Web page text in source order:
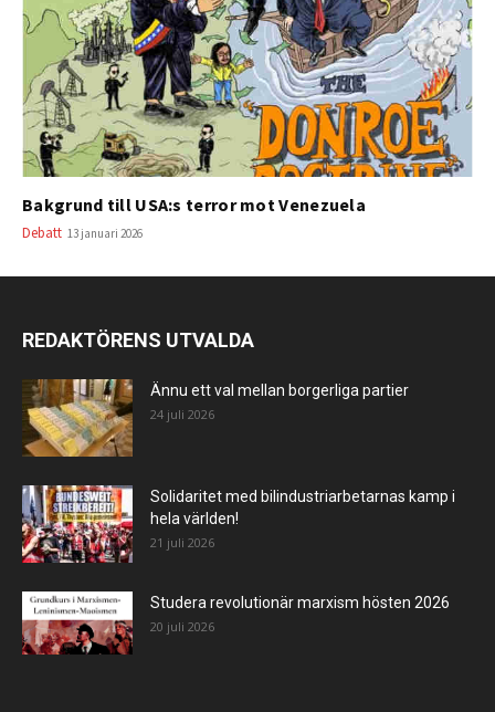
Bakgrund till USA:s terror mot Venezuela
Debatt 13 januari 2026
REDAKTÖRENS UTVALDA
Ännu ett val mellan borgerliga partier
24 juli 2026
Solidaritet med bilindustriarbetarnas kamp i
hela världen!
21 juli 2026
Studera revolutionär marxism hösten 2026
20 juli 2026